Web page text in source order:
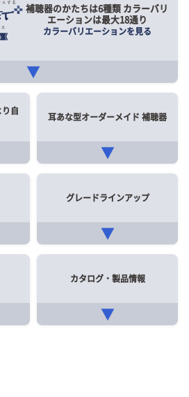
補聴器のかたちは6種類 カラーバリ
エーションは最大18通り
カラーバリエーションを見る
▼
り自
耳あな型オーダーメイド 補聴器
▼
グレードラインアップ
▼
カタログ・製品情報
▼